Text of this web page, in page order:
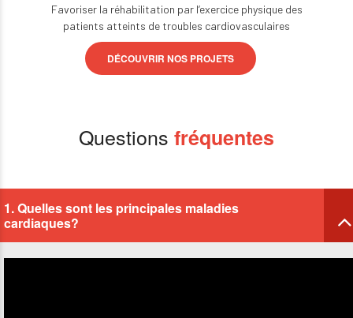
Favoriser la réhabilitation par l’exercice physique des
patients atteints de troubles cardiovasculaires
DÉCOUVRIR NOS PROJETS
Questions fréquentes
1. Quelles sont les principales maladies
cardiaques?